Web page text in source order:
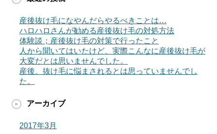
産後抜け毛になやんだらやるべきことは…
ハロハロさんが勧める産後抜け毛の対処方法
体験談；産後抜け毛の対策で行ったこと
人から聞いてはいたけど、実際こんなに産後抜け毛が
大変だとは思いませんでした。
産後、抜け毛に悩まされるとは思っていませんでし
た。
アーカイブ
2017年3月